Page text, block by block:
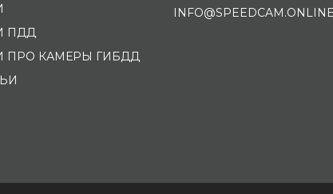
ПДД
ПРО КАМЕРЫ ГИБДД
INFO@SPEEDCAM.ONLINE